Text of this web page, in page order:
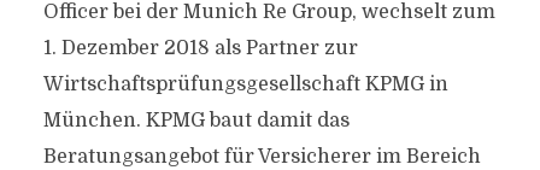
Officer bei der Munich Re Group, wechselt zum
1. Dezember 2018 als Partner zur
Wirtschaftsprüfungsgesellschaft KPMG in
München. KPMG baut damit das
Beratungsangebot für Versicherer im Bereich